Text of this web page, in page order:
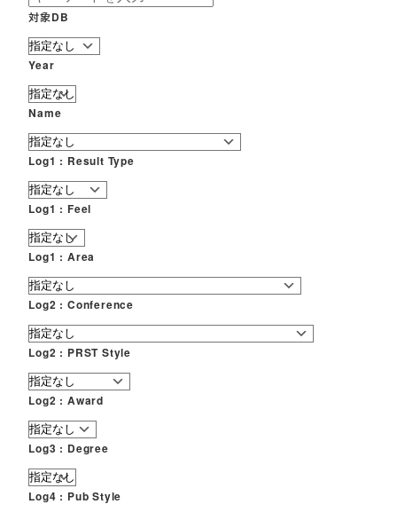
対象DB
Year
Name
Log1 : Result Type
Log1 : Feel
Log1 : Area
Log2 : Conference
Log2 : PRST Style
Log2 : Award
Log3 : Degree
Log4 : Pub Style